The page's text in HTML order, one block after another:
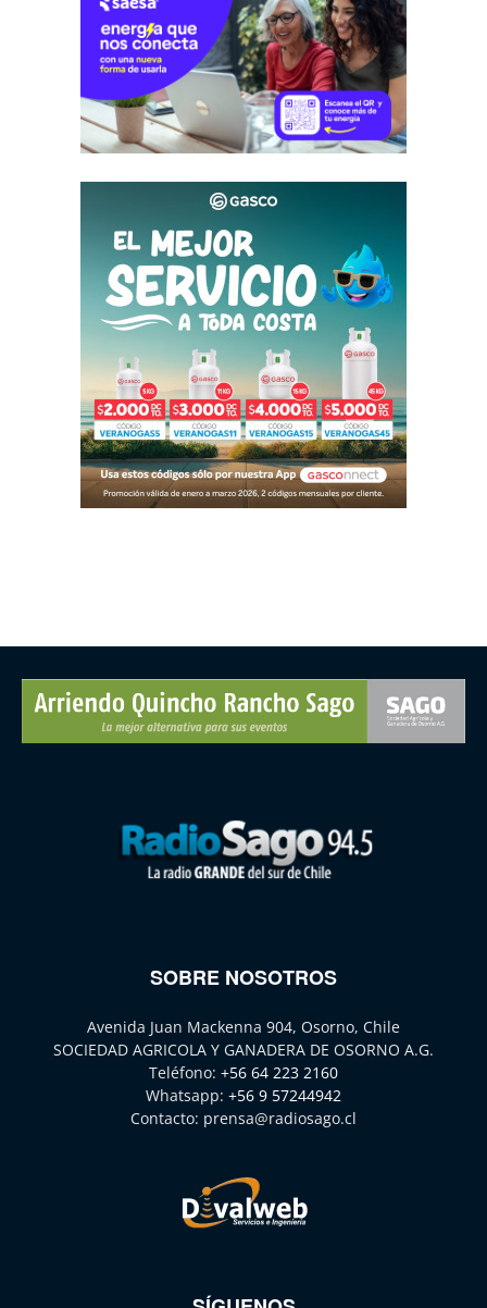
SOBRE NOSOTROS
Avenida Juan Mackenna 904, Osorno, Chile
SOCIEDAD AGRICOLA Y GANADERA DE OSORNO A.G.
Teléfono: +56 64 223 2160
Whatsapp: +56 9 57244942
Contacto: prensa@radiosago.cl